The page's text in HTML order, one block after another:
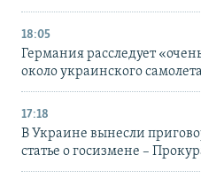
18:05
Германия расследует
около украинского
17:18
В Украине вынесли
статье о госизмене –